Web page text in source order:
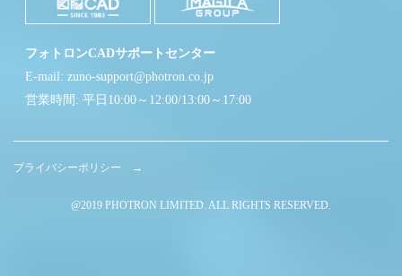
フォトロンCADサポートセンター
E-mail: zuno-support@photron.co.jp
営業時間: 平日10:00～12:00/13:00～17:00
プライバシーポリシー →
@2019 PHOTRON LIMITED. ALL RIGHTS RESERVED.